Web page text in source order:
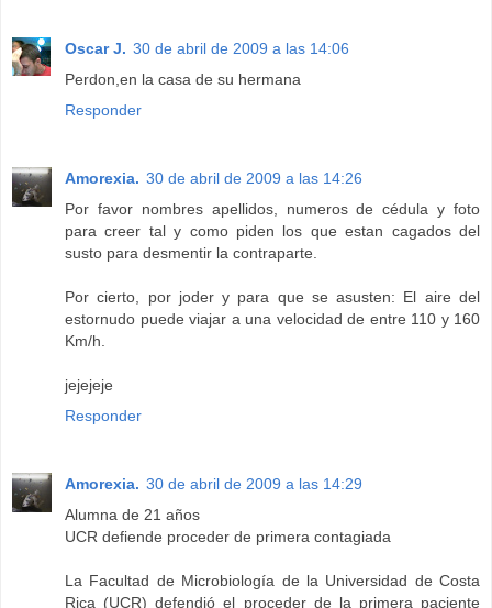
Oscar J. 30 de abril de 2009 a las 14:06
Perdon,en la casa de su hermana
Responder
Amorexia. 30 de abril de 2009 a las 14:26
Por favor nombres apellidos, numeros de cédula y foto
para creer tal y como piden los que estan cagados del
susto para desmentir la contraparte.
Por cierto, por joder y para que se asusten: El aire del
estornudo puede viajar a una velocidad de entre 110 y 160
Km/h.
jejejeje
Responder
Amorexia. 30 de abril de 2009 a las 14:29
Alumna de 21 años
UCR defiende proceder de primera contagiada
La Facultad de Microbiología de la Universidad de Costa
Rica (UCR) defendió el proceder de la primera paciente